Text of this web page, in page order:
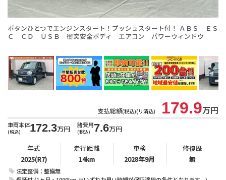
ボタンひとつでエンジンスタート！プッシュスタート付！ ＡＢＳ ＥＳ
Ｃ ＣＤ ＵＳＢ 衝突安全ボディ エアコン パワーウィンドウ
支払総額(税込)(リ済込) 179.9万円
車両本体
(税込) 172.3万円 諸費用
(税込) 7.6万円
法定整備：整備無
年式
2025(R7)
走行距離
14km
車検
2028年9月
修復歴
無